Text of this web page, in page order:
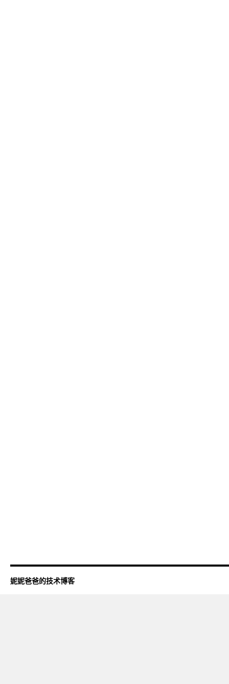
妮妮爸爸的技术博客